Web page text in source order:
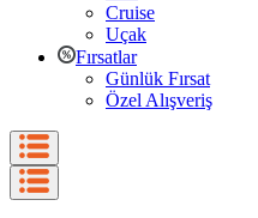
Cruise
Uçak
Fırsatlar
Günlük Fırsat
Özel Alışveriş